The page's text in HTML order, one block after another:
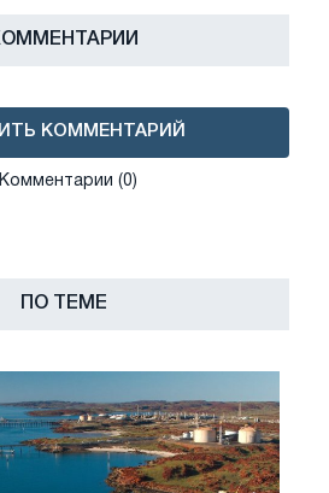
КОММЕНТАРИЙ
Комментарии (0)
ПО ТЕМЕ